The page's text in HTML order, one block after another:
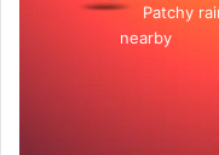
Patchy
nearby